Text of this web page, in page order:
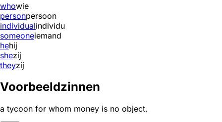
whowie
personpersoon
individualindividu
someoneiemand
hehij
shezij
theyzij
Voorbeeldzinnen
a tycoon for whom money is no object.